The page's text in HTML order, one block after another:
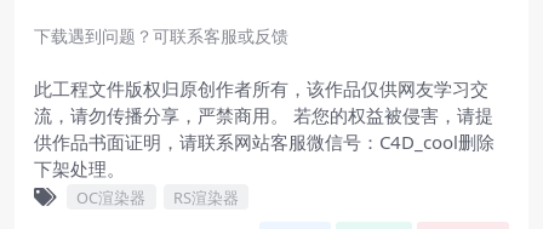
下载遇到问题？可联系客服或反馈
此工程文件版权归原创作者所有，该作品仅供网友学习交
流，请勿传播分享，严禁商用。 若您的权益被侵害，请提
供作品书面证明，请联系网站客服微信号：C4D_cool删除
下架处理。
OC渲染器 RS渲染器